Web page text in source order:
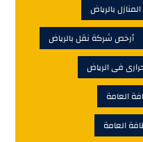
بالرياض
أرخص شركة نقل بالرياض
فى الرياض
العامة
العامة